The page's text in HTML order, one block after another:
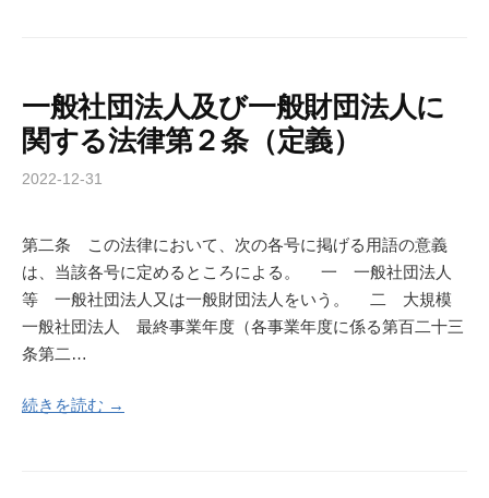
一般社団法人及び一般財団法人に
関する法律第２条（定義）
2022-12-31
第二条 この法律において、次の各号に掲げる用語の意義
は、当該各号に定めるところによる。 一 一般社団法人
等 一般社団法人又は一般財団法人をいう。 二 大規模
一般社団法人 最終事業年度（各事業年度に係る第百二十三
条第二…
続きを読む →